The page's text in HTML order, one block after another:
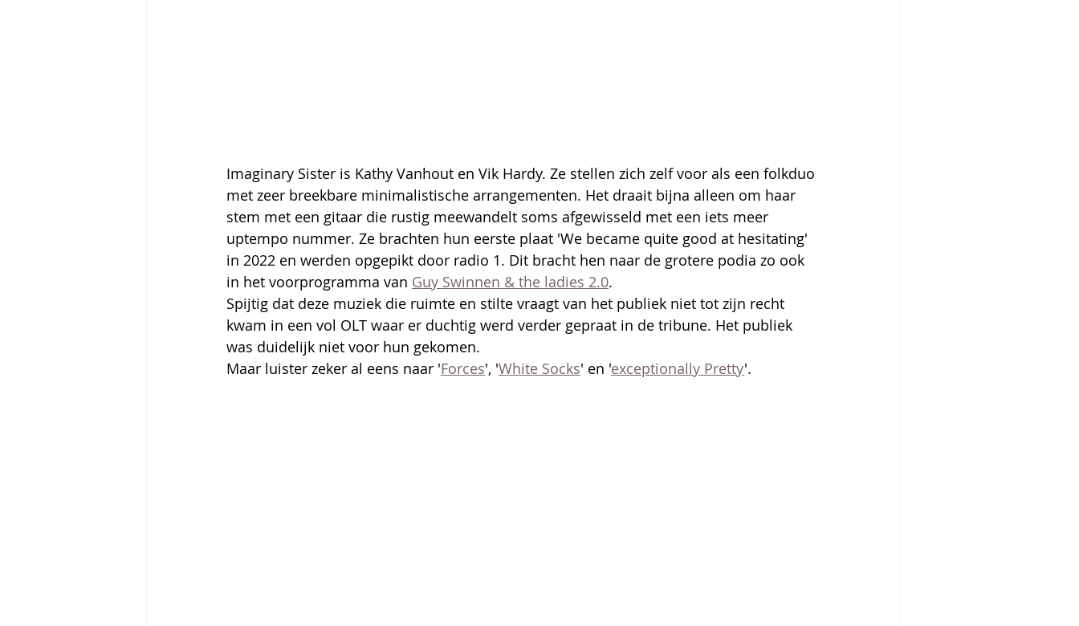
Imaginary Sister is Kathy Vanhout en Vik Hardy. Ze stellen zich zelf voor als een folkduo
met zeer breekbare minimalistische arrangementen. Het draait bijna alleen om haar
stem met een gitaar die rustig meewandelt soms afgewisseld met een iets meer
uptempo nummer. Ze brachten hun eerste plaat 'We became quite good at hesitating'
in 2022 en werden opgepikt door radio 1. Dit bracht hen naar de grotere podia zo ook
in het voorprogramma van Guy Swinnen & the ladies 2.0.
Spijtig dat deze muziek die ruimte en stilte vraagt van het publiek niet tot zijn recht
kwam in een vol OLT waar er duchtig werd verder gepraat in de tribune. Het publiek
was duidelijk niet voor hun gekomen.
Maar luister zeker al eens naar 'Forces', 'White Socks' en 'exceptionally Pretty'.